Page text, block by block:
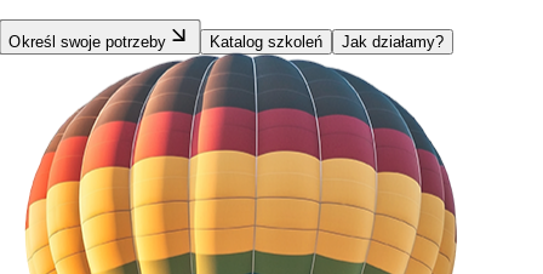
Określ swoje potrzeby Katalog szkoleń Jak działamy?